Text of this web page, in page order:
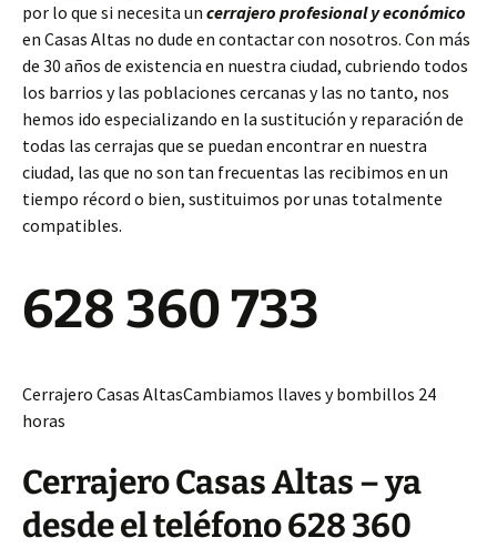
por lo que si necesita un cerrajero profesional y económico
en Casas Altas no dude en contactar con nosotros. Con más
de 30 años de existencia en nuestra ciudad, cubriendo todos
los barrios y las poblaciones cercanas y las no tanto, nos
hemos ido especializando en la sustitución y reparación de
todas las cerrajas que se puedan encontrar en nuestra
ciudad, las que no son tan frecuentas las recibimos en un
tiempo récord o bien, sustituimos por unas totalmente
compatibles.
628 360 733
Cerrajero Casas AltasCambiamos llaves y bombillos 24
horas
Cerrajero Casas Altas – ya
desde el teléfono 628 360